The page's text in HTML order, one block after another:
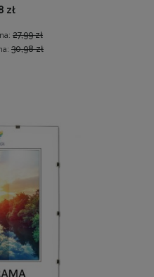
obrazy w rozmiarze
zł
35 x 50 cm białych, z
zł
zł
27,99 zł
30,98 zł